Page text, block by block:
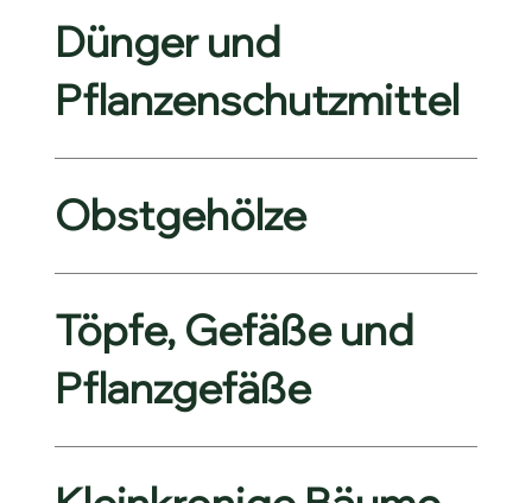
Dünger und
Pflanzenschutzmittel
Obstgehölze
Töpfe, Gefäße und
Pflanzgefäße